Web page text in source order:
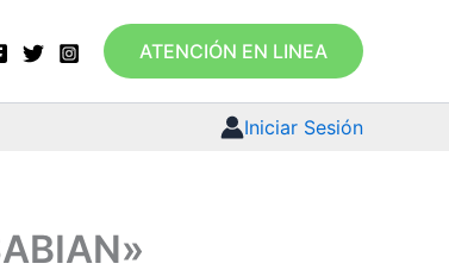
ATENCIÓN EN LINEA
Iniciar Sesión